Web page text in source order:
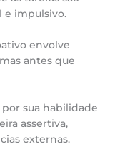
e impulsivo.
envolve
antes que
sua habilidade
assertiva,
externas.